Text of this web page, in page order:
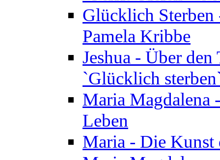
Glücklich
Pamela Kribbe
Jeshua - Über
`Glücklich
Maria Magdalena
Leben
Maria - Die Kunst